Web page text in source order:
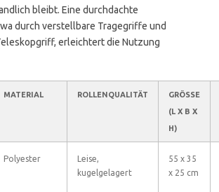
bleibt. Eine durchdachte
durch verstellbare Tragegriffe und
erleichtert die Nutzung
MATERIAL ROLLENQUALITÄT
GRÖSSE (
L X B X H
)
Polyester
Leise,
kugelgelagert
55 x 35
x 25 cm